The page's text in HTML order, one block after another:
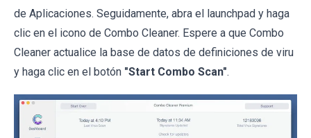
de Aplicaciones. Seguidamente, abra el launchpad y haga
clic en el icono de Combo Cleaner. Espere a que Combo
Cleaner actualice la base de datos de definiciones de viru
y haga clic en el botón "Start Combo Scan".